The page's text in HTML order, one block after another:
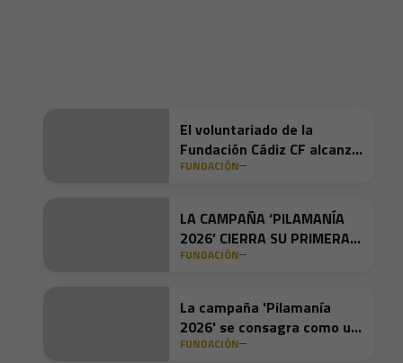
El voluntariado de la
Fundación Cádiz CF alcanza
la "huella de carbono cero"
FUNDACIÓN
LA CAMPAÑA ‘PILAMANÍA
2026’ CIERRA SU PRIMERA
ETAPA CON CASI 560 KILOS
IMPACTO AMBIENTAL
HISTÓRICO
FUNDACIÓN
La campaña 'Pilamanía
2026' se consagra como un
éxito con más de 13.000
FUNDACIÓN